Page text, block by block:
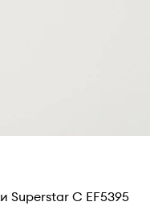
Superstar C EF5395